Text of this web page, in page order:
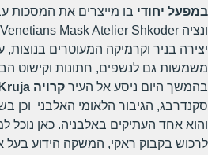
במפעל יחודי בו מייצרים את המסכות
יצירה בניר וקרמיקה המעוטרים
משמשות גם לנשפים, חתונות וקישוט
בהמשך היום ניסע אל העיר קרויה Kruja
סקנדרבג, הגיבור הלאומי האלבני וכן
והוא אחד העתיקים באלבניה. כאן נוכל
לרכוש בקבוק ראקי, המשקה הידוע בעל